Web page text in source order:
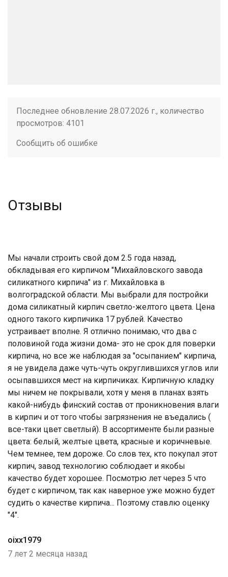
Последнее обновление 28.07.2026 г., количество
просмотров: 4101
Сообщить об ошибке
Отзывы
Мы начали строить свой дом 2.5 года назад,
обкладывая его кирпичом "Михайловского завода
силикатного кирпича" из г. Михайловка в
волгоградской области. Мы выбрали для постройки
дома силикатный кирпич светло-желтого цвета. Цена
одного такого кирпичика 17 рублей. Качество
устраивает вполне. Я отлично понимаю, что два с
половиной года жизни дома- это не срок для поверки
кирпича, но все же наблюдая за "осыпанием" кирпича,
я не увидела даже чуть-чуть округлившихся углов или
осыпавшихся мест на кирпичиках. Кирпичную кладку
мы ничем не покрывали, хотя у меня в планах взять
какой-нибудь финский состав от проникновения влаги
в кирпич и от того чтобы загрязнения не въедались (
все-таки цвет светлый). В ассортименте были разные
цвета: белый, желтые цвета, красные и коричневые.
Чем темнее, тем дороже. Со слов тех, кто покупал этот
кирпич, завод технологию соблюдает и якобы
качество будет хорошее. Посмотрю лет через 5 что
будет с кирпичом, так как наверное уже можно будет
судить о качестве кирпича... Поэтому ставлю оценку
"4".
oixx1979
7 лет 2 месяца назад